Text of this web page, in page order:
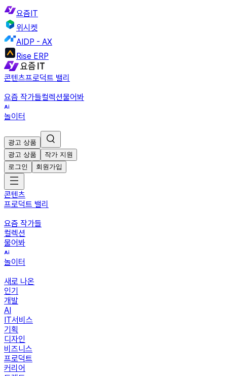
요즘IT
위시켓
AIDP - AX
Rise ERP
콘텐츠프로덕트 밸리
요즘 작가들컬렉션물어봐
놀이터
광고 상품
광고 상품
작가 지원
로그인
회원가입
콘텐츠
프로덕트 밸리
요즘 작가들
컬렉션
물어봐
놀이터
새로 나온
인기
개발
AI
IT서비스
기획
디자인
비즈니스
프로덕트
커리어